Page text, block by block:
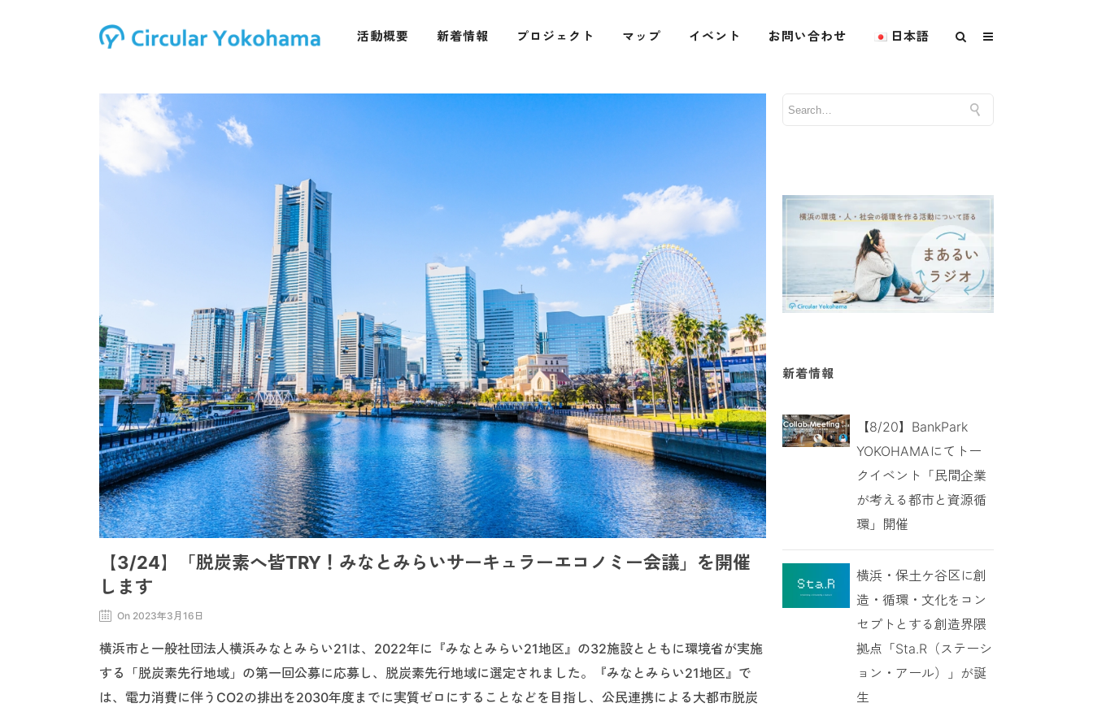
活動概要 新着情報 プロジェクト マップ イベント お問い合わせ 日本語
【3/24】「脱炭素へ皆TRY！みなとみらいサーキュラーエコノミー会議」を開催
します
On 2023年3月16日
横浜市と一般社団法人横浜みなとみらい21は、2022年に『みなとみらい21地区』の32施設とともに環境省が実施
する「脱炭素先行地域」の第一回公募に応募し、脱炭素先行地域に選定されました。『みなとみらい21地区』で
は、電力消費に伴うCO2の排出を2030年度までに実質ゼロにすることなどを目指し、公民連携による大都市脱炭
新着情報
【8/20】BankPark
YOKOHAMAにてトー
クイベント「民間企業
が考える都市と資源循
環」開催
横浜・保土ケ谷区に創
造・循環・文化をコン
セプトとする創造界隈
拠点「Sta.R（ステーシ
ョン・アール）」が誕
生